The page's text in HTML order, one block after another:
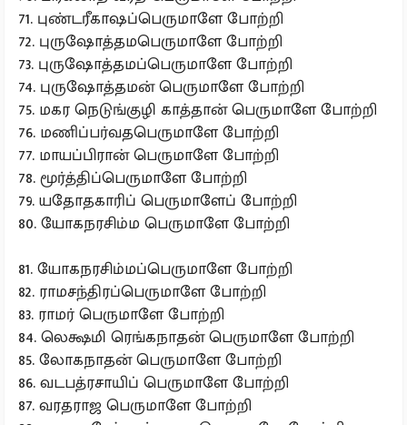
71. புண்டரீகாஷப்பெருமாளே போற்றி
72. புருஷோத்தமபெருமாளே போற்றி
73. புருஷோத்தமப்பெருமாளே போற்றி
74. புருஷோத்தமன் பெருமாளே போற்றி
75. மகர நெடுங்குழி காத்தான் பெருமாளே போற்றி
76. மணிப்பர்வதபெருமாளே போற்றி
77. மாயப்பிரான் பெருமாளே போற்றி
78. மூர்த்திப்பெருமாளே போற்றி
79. யதோதகாரிப் பெருமாளேப் போற்றி
80. யோகநரசிம்ம பெருமாளே போற்றி
81. யோகநரசிம்மப்பெருமாளே போற்றி
82. ராமசந்திரப்பெருமாளே போற்றி
83. ராமர் பெருமாளே போற்றி
84. லெக்ஷமி ரெங்கநாதன் பெருமாளே போற்றி
85. லோகநாதன் பெருமாளே போற்றி
86. வடபத்ரசாயிப் பெருமாளே போற்றி
87. வரதராஜ பெருமாளே போற்றி